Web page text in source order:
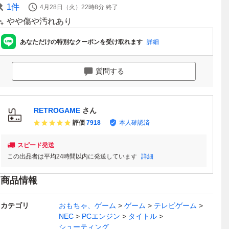
1件 4月28日（火）22時8分 終了
やや傷や汚れあり
あなただけの特別なクーポンを受け取れます 詳細
質問する
RETROGAME さん
評価 7918 本人確認済
スピード発送
この出品者は平均24時間以内に発送しています 詳細
商品情報
カテゴリ おもちゃ、ゲーム ゲーム
テレビゲーム
NEC
PCエンジン
タイトル
シューティング